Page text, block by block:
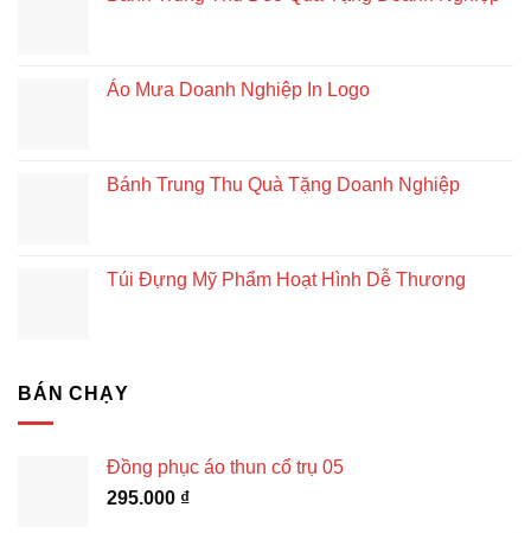
Áo Mưa Doanh Nghiệp In Logo
Bánh Trung Thu Quà Tặng Doanh Nghiệp
Túi Đựng Mỹ Phẩm Hoạt Hình Dễ Thương
BÁN CHẠY
Đồng phục áo thun cổ trụ 05
295.000 ₫